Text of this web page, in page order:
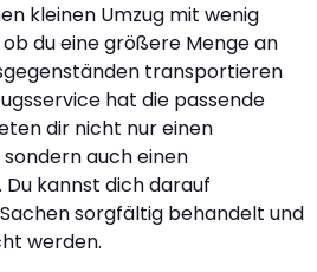
kleinen Umzug mit wenig
du eine größere Menge an
transportieren
hat die passende
dir nicht nur einen
auch einen
kannst dich darauf
sorgfältig behandelt und
werden.